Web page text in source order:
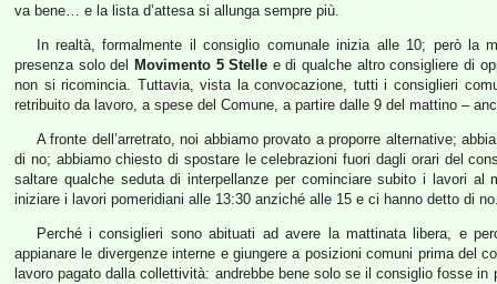
va bene… e la lista d’attesa si allunga sempre più.
In realtà, formalmente il consiglio comunale inizia alle 10; però la
presenza solo del
Movimento 5 Stelle e di qualche altro consigliere di
non si ricomincia. Tuttavia, vista la convocazione, tutti i consiglieri
retribuito da lavoro, a spese del Comune, a partire dalle 9 del mattino –
A fronte dell’arretrato, noi abbiamo provato a proporre alternative;
di no; abbiamo chiesto di spostare le celebrazioni fuori dagli orari del
saltare qualche seduta di interpellanze per cominciare subito i lavori
iniziare i lavori pomeridiani alle 13:30 anziché alle 15 e ci hanno detto di
Perché i consiglieri sono abituati ad avere la mattinata libera, e
appianare le divergenze interne e giungere a posizioni comuni prima del
lavoro pagato dalla collettività: andrebbe bene solo se il consiglio fosse